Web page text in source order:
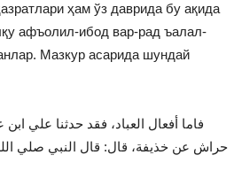
ҳам ўз даврида бу ақида
афъолил-ибод вар-рад ъалал-
Мазкур асарида шундай
فاما أفعال العباد، فقد حدثنا علي
حراش عن خذيفة، قال: قال النبي صلي